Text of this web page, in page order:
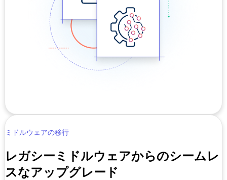
ミドルウェアの移行
レガシーミドルウェアからのシームレ
スなアップグレード